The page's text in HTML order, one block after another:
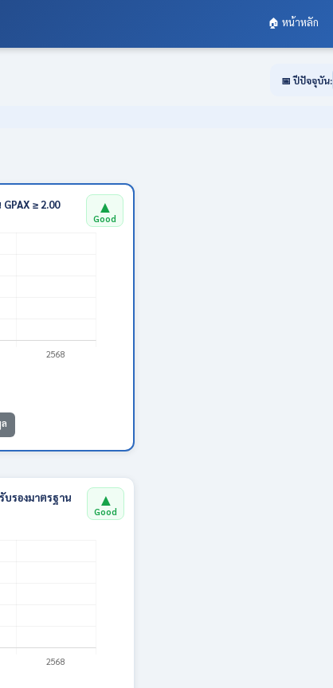
🏠 หน้าหลัก
📅 ปีปัจจุบัน:
≥ 2.00 ▲
Good
บรองมาตรฐาน
▲
Good